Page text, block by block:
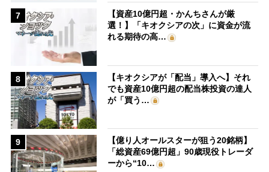
7
【資産10億円超・かんちさんが厳
選！】「キオクシアの次」に資金が流
れる期待の高…
8
【キオクシアが「配当」導入へ】それ
でも資産10億円超の配当株投資の達人
が「買う…
9
【億り人オールスターが狙う20銘柄】
「総資産69億円超」90歳現役トレーダ
ーから“10…